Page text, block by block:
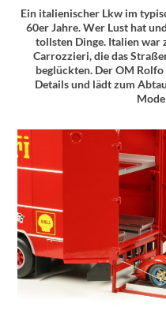
Ein italienischer Lkw im
60er Jahre. Wer Lust hat
tollsten Dinge. Italien war
Carrozzieri, die das
beglückten. Der OM
Details und lädt zum